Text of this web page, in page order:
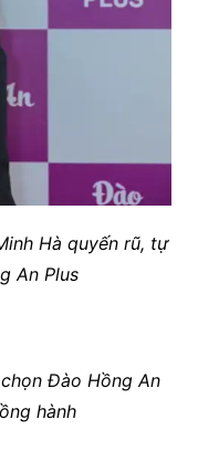
Hà quyến rũ, tự
An Plus
Đào Hồng An
hành